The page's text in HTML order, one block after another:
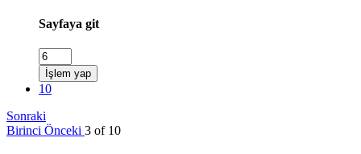
Sayfaya git
İşlem yap
10
Sonraki
Birinci Önceki 3 of 10